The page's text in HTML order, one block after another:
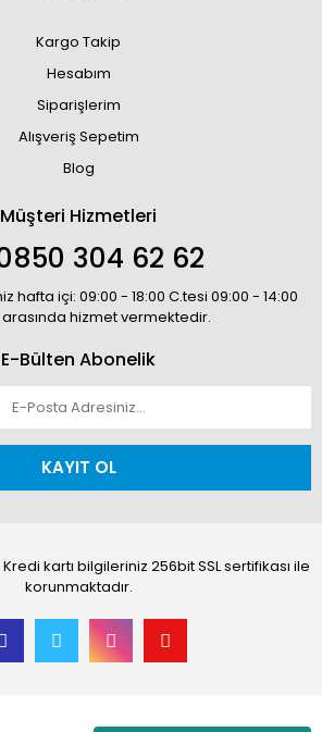
Kargo Takip
Hesabım
Siparişlerim
Alışveriş Sepetim
Blog
Müşteri Hizmetleri
304 62 62
hafta içi: 09:00 - 18:00 C.tesi 09:00 - 14:00
hizmet vermektedir.
E-Bülten Abonelik
KAYIT OL
kartı bilgileriniz 256bit SSL sertifikası ile
korunmaktadır.